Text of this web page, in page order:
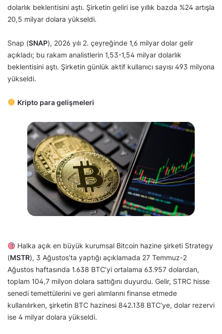
dolarlık beklentisini aştı. Şirketin geliri ise yıllık bazda %24 artışla
20,5 milyar dolara yükseldi.
Snap (SNAP), 2026 yılı 2. çeyreğinde 1,6 milyar dolar gelir
açıkladı; bu rakam analistlerin 1,53-1,54 milyar dolarlık
beklentisini aştı. Şirketin günlük aktif kullanıcı sayısı 493 milyona
yükseldi.
Kripto para gelişmeleri
Halka açık en büyük kurumsal Bitcoin hazine şirketi Strategy
(MSTR), 3 Ağustos’ta yaptığı açıklamada 27 Temmuz-2
Ağustos haftasında 1.638 BTC’yi ortalama 63.957 dolardan,
toplam 104,7 milyon dolara sattığını duyurdu. Gelir, STRC hisse
senedi temettülerini ve geri alımlarını finanse etmede
kullanılırken, şirketin BTC hazinesi 842.138 BTC’ye, dolar rezervi
ise 4 milyar dolara yükseldi.